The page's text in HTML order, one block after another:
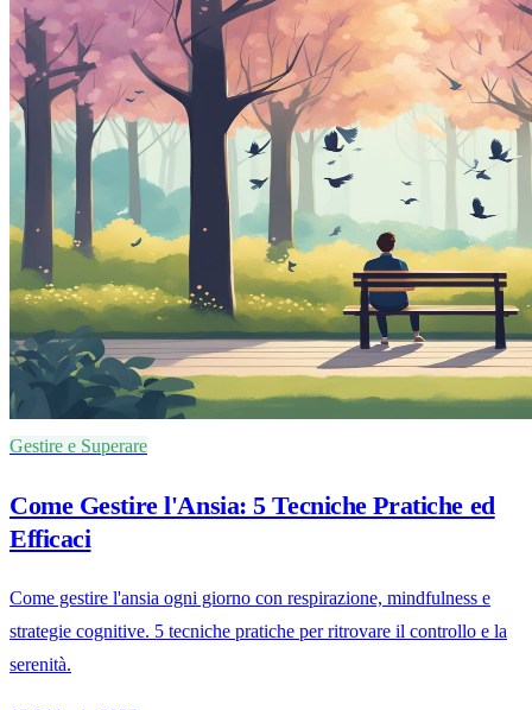
Gestire e Superare
Come Gestire l'Ansia: 5 Tecniche Pratiche ed
Efficaci
Come gestire l'ansia ogni giorno con respirazione, mindfulness e
strategie cognitive. 5 tecniche pratiche per ritrovare il controllo e la
serenità.